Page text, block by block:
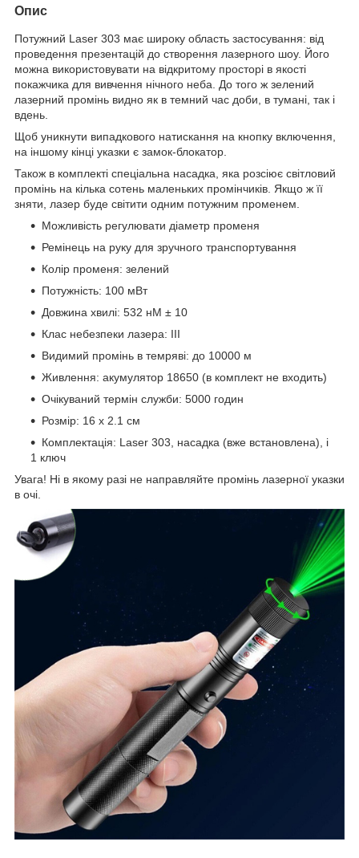
Опис
Потужний Laser 303 має широку область застосування: від
проведення презентацій до створення лазерного шоу. Його
можна використовувати на відкритому просторі в якості
покажчика для вивчення нічного неба. До того ж зелений
лазерний промінь видно як в темний час доби, в тумані, так і
вдень.
Щоб уникнути випадкового натискання на кнопку включення,
на іншому кінці указки є замок-блокатор.
Також в комплекті спеціальна насадка, яка розсіює світловий
промінь на кілька сотень маленьких промінчиків. Якщо ж її
зняти, лазер буде світити одним потужним променем.
Можливість регулювати діаметр променя
Ремінець на руку для зручного транспортування
Колір променя: зелений
Потужність: 100 мВт
Довжина хвилі: 532 нМ ± 10
Клас небезпеки лазера: III
Видимий промінь в темряві: до 10000 м
Живлення: акумулятор 18650 (в комплект не входить)
Очікуваний термін служби: 5000 годин
Розмір: 16 х 2.1 см
Комплектація: Laser 303, насадка (вже встановлена), і
1 ключ
Увага! Ні в якому разі не направляйте промінь лазерної указки
в очі.